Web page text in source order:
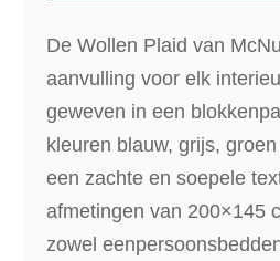
De Wollen Plaid van
aanvulling voor elk
geweven in een
kleuren blauw, grijs,
een zachte en soepele
afmetingen van 200×145
zowel